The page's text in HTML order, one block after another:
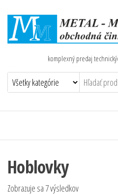
komplexný predaj
Hoblovky
Zobrazuje sa 7 výsledkov